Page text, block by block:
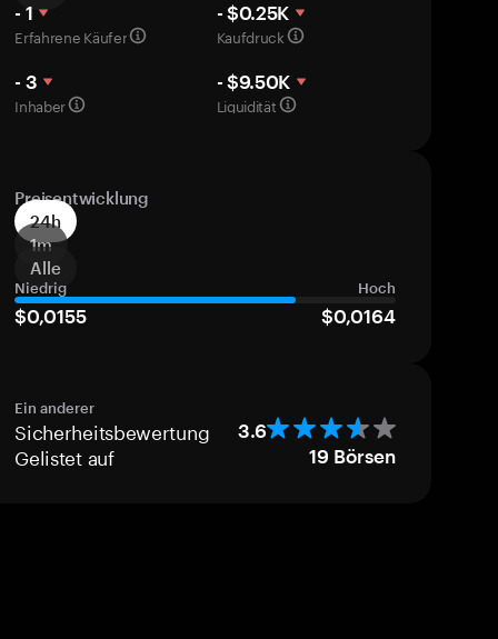
- 1
Erfahrene Käufer
- $0.25K
Kaufdruck
- 3
Inhaber
- $9.50K
Liquidität
Preisentwicklung
24h
1m
Alle
Niedrig Hoch
$0,0155 $0,0164
Ein anderer
Sicherheitsbewertung 3.6
Gelistet auf 19 Börsen